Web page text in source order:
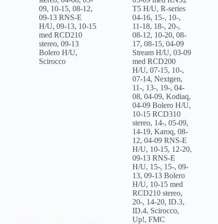
09, 10-15, 08-12,
09-13 RNS-E
H/U, 09-13, 10-15
med RCD210
stereo, 09-13
Bolero H/U,
Scirocco
T5 H/U,R-series
04-16, 15-, 10-,
11-18, 18-, 20-,
08-12, 10-20,08-
17,08-15,04-09
Stream H/U,03-09
med RCD200
H/U,07-15, 10-,
07-14,Nextgen,
11-, 13-, 19-,04-
08,04-09,Kodiaq,
04-09 Bolero H/U,
10-15 RCD310
stereo, 14-,05-09,
14-19,Karoq,08-
12,04-09 RNS-E
H/U, 10-15, 12-20,
09-13 RNS-E
H/U, 15-, 15-,09-
13,09-13 Bolero
H/U, 10-15 med
RCD210 stereo,
20-, 14-20,ID.3,
ID.4, Scirocco,
Up!,FMC